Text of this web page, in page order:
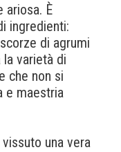
ariosa. È
ingredienti:
di agrumi
la varietà di
che non si
e maestria
vissuto una vera